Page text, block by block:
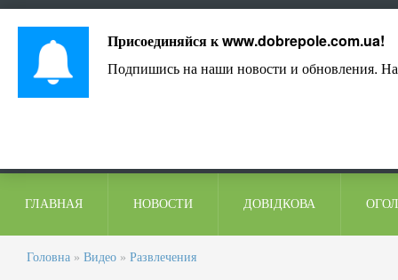
ГЛАВНАЯ НОВОСТИ ДОВІДКОВА
Головна » Видео » Развлечения
Присоединяйся кwww.dobrepole.com.ua!
Подпишись на наши новости и обновления.